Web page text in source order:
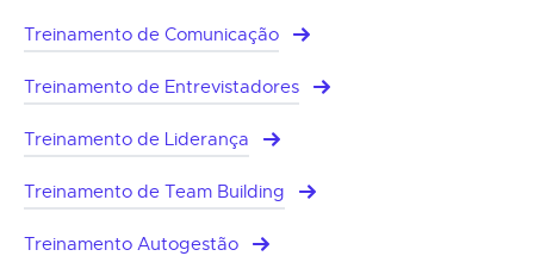
Treinamento de Comunicação
Treinamento de Entrevistadores
Treinamento de Liderança
Treinamento de Team Building
Treinamento Autogestão